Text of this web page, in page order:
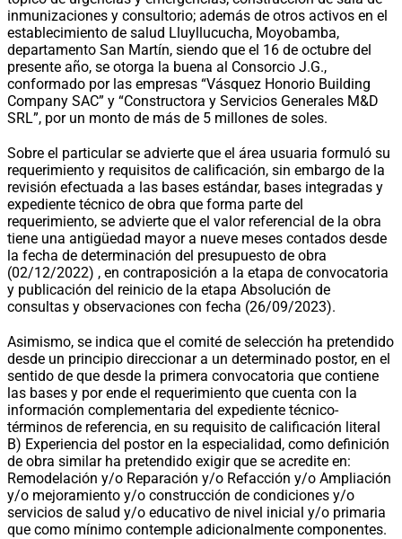
inmunizaciones y consultorio; además de otros activos en el
establecimiento de salud Lluyllucucha, Moyobamba,
departamento San Martín, siendo que el 16 de octubre del
presente año, se otorga la buena al Consorcio J.G.,
conformado por las empresas “Vásquez Honorio Building
Company SAC” y “Constructora y Servicios Generales M&D
SRL”, por un monto de más de 5 millones de soles.
Sobre el particular se advierte que el área usuaria formuló su
requerimiento y requisitos de calificación, sin embargo de la
revisión efectuada a las bases estándar, bases integradas y
expediente técnico de obra que forma parte del
requerimiento, se advierte que el valor referencial de la obra
tiene una antigüedad mayor a nueve meses contados desde
la fecha de determinación del presupuesto de obra
(02/12/2022) , en contraposición a la etapa de convocatoria
y publicación del reinicio de la etapa Absolución de
consultas y observaciones con fecha (26/09/2023).
Asimismo, se indica que el comité de selección ha pretendido
desde un principio direccionar a un determinado postor, en el
sentido de que desde la primera convocatoria que contiene
las bases y por ende el requerimiento que cuenta con la
información complementaria del expediente técnico-
términos de referencia, en su requisito de calificación literal
B) Experiencia del postor en la especialidad, como definición
de obra similar ha pretendido exigir que se acredite en:
Remodelación y/o Reparación y/o Refacción y/o Ampliación
y/o mejoramiento y/o construcción de condiciones y/o
servicios de salud y/o educativo de nivel inicial y/o primaria
que como mínimo contemple adicionalmente componentes.